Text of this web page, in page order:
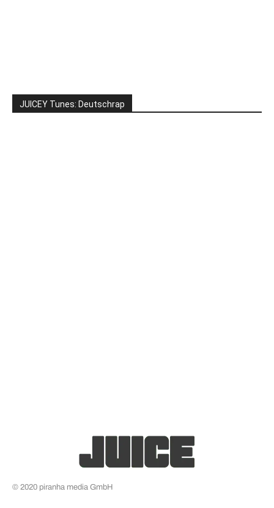
JUICEY Tunes: Deutschrap
© 2020 piranha media GmbH